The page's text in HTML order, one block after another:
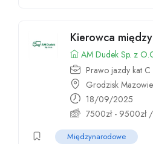
Kierowca
AM Dudek Sp. z
Prawo jazdy kat C
Grodzisk
18/09/2025
7500zł- 9500zł/
Międzynarodowe